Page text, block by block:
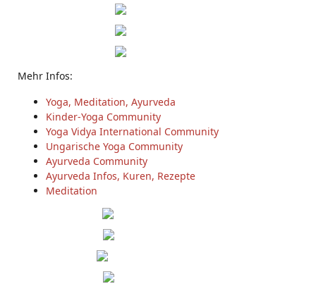
Mehr Infos:
Yoga, Meditation, Ayurveda
Kinder-Yoga Community
Yoga Vidya International Community
Ungarische Yoga Community
Ayurveda Community
Ayurveda Infos, Kuren, Rezepte
Meditation